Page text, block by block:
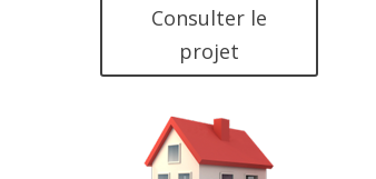
Consulter le
projet